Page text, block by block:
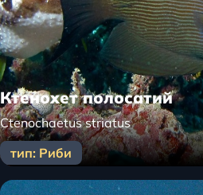
Ктенохет полосатий
Сtenochaetus striatus
тип: Риби